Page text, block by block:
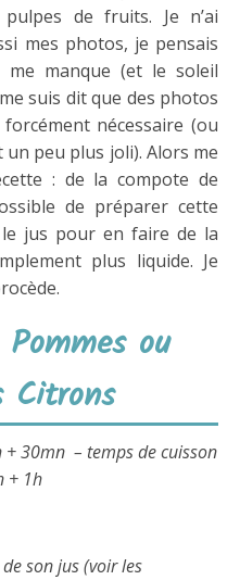
de fruits. Je n’ai
mes photos, je pensais
manque (et le soleil
suis dit que des photos
nécessaire (ou
peu plus joli). Alors me
: de la compote de
de préparer cette
jus pour en faire de la
plus liquide. Je
ou
Citrons
30mn – temps de cuisson
+ 1h
son jus (voir les